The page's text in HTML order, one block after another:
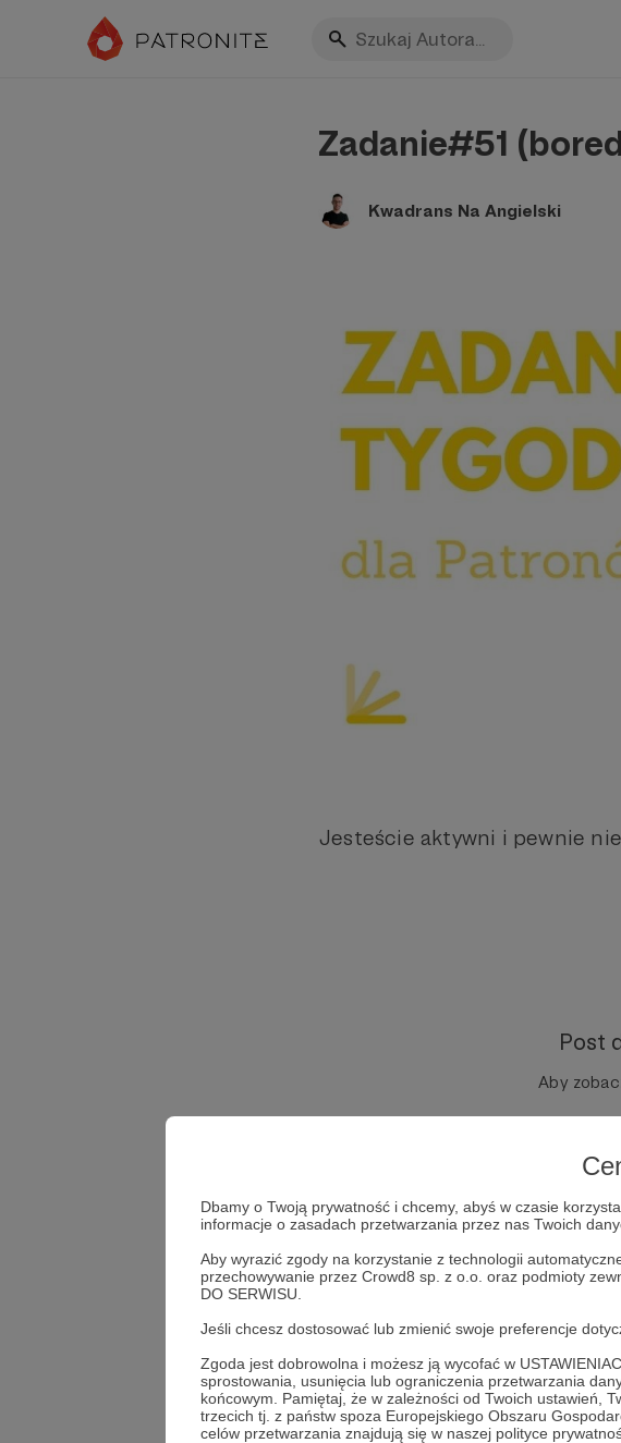
Dbamy o Twoją prywatność i chcemy, abyś w czasie
informacje o zasadach przetwarzania przez nas Twoich
Aby wyrazić zgody na korzystanie z technologii
przechowywanie przez Crowd8 sp. z o.o. oraz podmioty
DO SERWISU.
Jeśli chcesz dostosować lub zmienić swoje preferencje
Zgoda jest dobrowolna i możesz ją wycofać w
sprostowania, usunięcia lub ograniczenia przetwarzania
końcowym. Pamiętaj, że w zależności od Twoich ustawień,
trzecich tj. z państw spoza Europejskiego Obszaru
celów przetwarzania znajdują się w naszej polityce
Zadanie#51
Kwadrans Na Angielski
Jesteście aktywni i pewnie
Post
Aby
zadanie
Udostępnij
Kwadrans Na